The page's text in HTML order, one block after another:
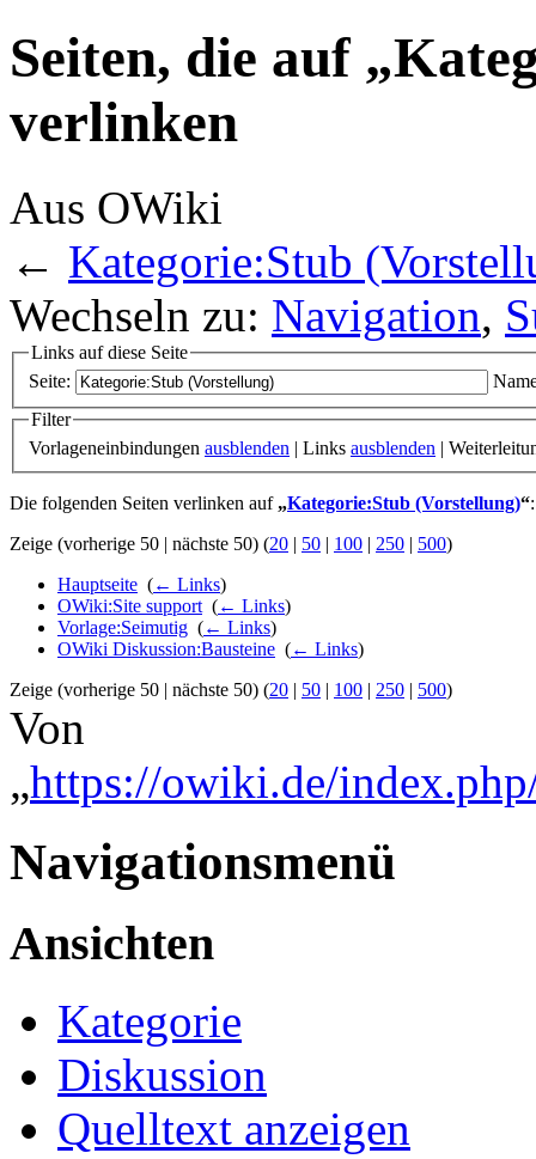
Seiten, die auf
verlinken
Aus OWiki
← Kategorie:Stub
Wechseln zu: Navigation,
Links auf diese Seite
Seite:
Filter
Vorlageneinbindungen ausblenden | Links ausblenden |
Die folgenden Seiten verlinken auf „Kategorie:Stub (Vorstellung)“:
Zeige (vorherige 50 | nächste 50) (20 | 50 | 100 | 250 | 500)
Hauptseite (← Links)
OWiki:Site support (← Links)
Vorlage:Seimutig (← Links)
OWiki Diskussion:Bausteine (← Links)
Zeige (vorherige 50 | nächste 50) (20 | 50 | 100 | 250 | 500)
Von
„https://owiki.de/
Navigationsmenü
Ansichten
Kategorie
Diskussion
Quelltext anzeigen